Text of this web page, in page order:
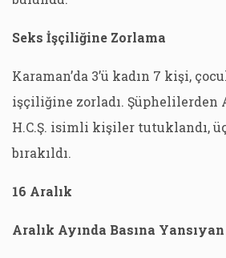
Seks İşçiliğine Zorlama
Karaman’da 3’ü kadın 7 kişi,
işçiliğine zorladı. Şüphelilerden
H.C.Ş. isimli kişiler tutuklandı,
bırakıldı.
16 Aralık
Aralık Ayında Basına